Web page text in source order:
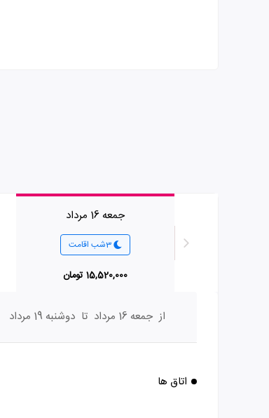
جمعه 16 مرداد
3شب اقامت
15,520,000 تومان
از جمعه 16 مرداد تا دوشنبه 19 مرداد
اتاق ها